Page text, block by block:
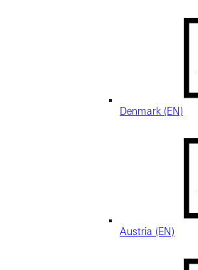
Denmark (EN)
Austria (EN)